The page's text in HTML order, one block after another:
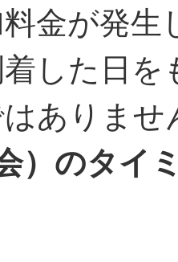
金が発生
着した日
はありませ
）のタイ